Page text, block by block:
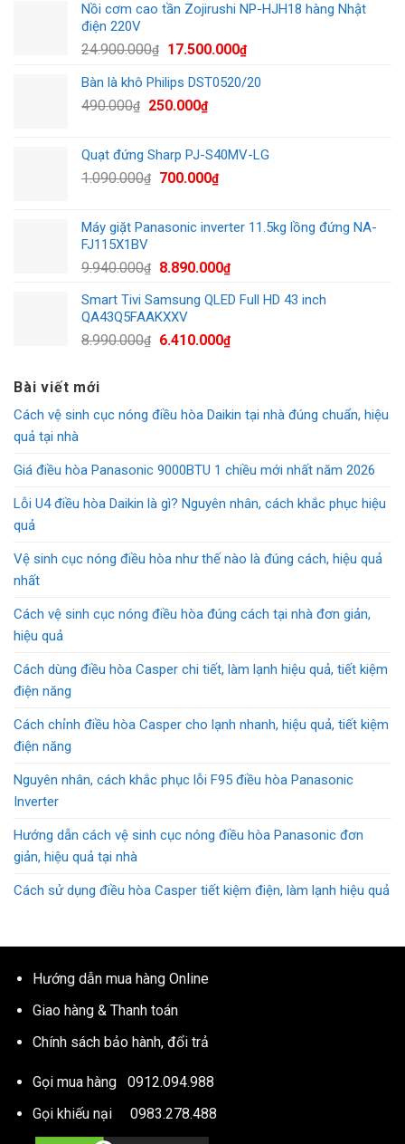
Nồi cơm cao tần Zojirushi NP-HJH18 hàng Nhật
điện 220V
24.900.000₫
Giá
là:
24.900.000₫.
17.500.000₫Giá
tại
Bàn là khô Philips DST0520/20
490.000₫
Giá
490.000₫.
250.000₫Giá
là:
250.000₫.
Quạt đứng Sharp PJ-S40MV-LG
1.090.000₫
Giá
1.090.000₫.
700.000₫Giá
là:
Máy giặt Panasonic inverter 11.5kg lồng đứng NA-
FJ115X1BV
9.940.000₫
Giá
là:
9.940.000₫.
8.890.000₫Giá
tại
8.890.000₫.
Smart Tivi Samsung QLED Full HD 43 inch
QA43Q5FAAKXXV
8.990.000₫
Giá
6.410.000₫Giá
6.410.000₫.
Bài viết mới
Cách vệ sinh cục nóng điều hòa Daikin tại nhà đúng chuẩn, hiệu
quả tại nhà
Giá điều hòa Panasonic 9000BTU 1 chiều mới nhất năm 2026
Lỗi U4 điều hòa Daikin là gì? Nguyên nhân, cách khắc phục hiệu
quả
Vệ sinh cục nóng điều hòa như thế nào là đúng cách, hiệu quả
nhất
Cách vệ sinh cục nóng điều hòa đúng cách tại nhà đơn giản,
hiệu quả
Cách dùng điều hòa Casper chi tiết, làm lạnh hiệu quả, tiết kiệm
điện năng
Cách chỉnh điều hòa Casper cho lạnh nhanh, hiệu quả, tiết kiệm
điện năng
Nguyên nhân, cách khắc phục lỗi F95 điều hòa Panasonic
Inverter
Hướng dẫn cách vệ sinh cục nóng điều hòa Panasonic đơn
giản, hiệu quả tại nhà
Cách sử dụng điều hòa Casper tiết kiệm điện, làm lạnh hiệu quả
Hướng dẫn mua hàng Online
Giao hàng & Thanh toán
Chính sách bảo hành, đổi trả
Gọi mua hàng 0912.094.988
Gọi khiếu nại 0983.278.488